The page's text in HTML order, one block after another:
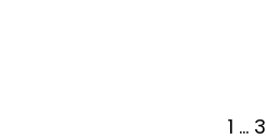
1 … 3